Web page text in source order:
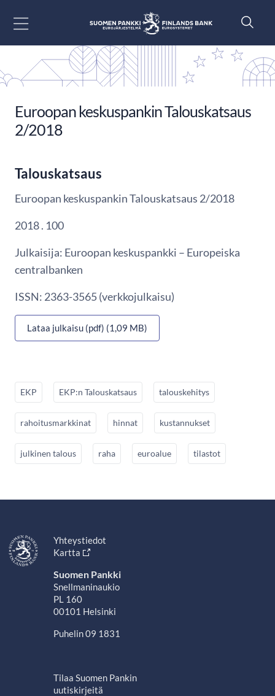
Euroopan keskuspankin Talouskatsaus
2/2018
Talouskatsaus
Euroopan keskuspankin Talouskatsaus 2/2018
2018 . 100
Julkaisija: Euroopan keskuspankki – Europeiska
centralbanken
ISSN: 2363-3565 (verkkojulkaisu)
Lataa julkaisu (pdf) (1,09 MB)
EKP EKP:n Talouskatsaus talouskehitys
rahoitusmarkkinat hinnat kustannukset
julkinen talous raha euroalue tilastot
Yhteystiedot
Kartta
Suomen Pankki
Snellmaninaukio
PL 160
00101 Helsinki
Puhelin 09 1831
Tilaa Suomen Pankin
uutiskirjeitä